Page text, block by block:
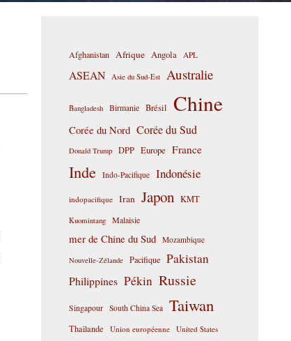
Afghanistan Afrique Angola APL
ASEAN Asie du Sud-Est Australie
Bangladesh Birmanie Brésil Chine
Corée du Nord Corée du Sud
Donald Trump DPP Europe France
Inde Indo-Pacifique Indonésie
indopacifique Iran Japon KMT
Kuomintang Malaisie
mer de Chine du Sud Mozambique
Nouvelle-Zélande Pacifique Pakistan
Philippines Pékin Russie
Singapour South China Sea Taiwan
Thaïlande Union européenne United States